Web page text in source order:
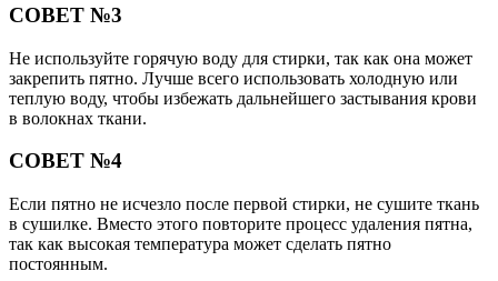
СОВЕТ №3
Не используйте горячую воду для стирки, так как она может
закрепить пятно. Лучше всего использовать холодную или
теплую воду, чтобы избежать дальнейшего застывания крови
в волокнах ткани.
СОВЕТ №4
Если пятно не исчезло после первой стирки, не сушите ткань
в сушилке. Вместо этого повторите процесс удаления пятна,
так как высокая температура может сделать пятно
постоянным.